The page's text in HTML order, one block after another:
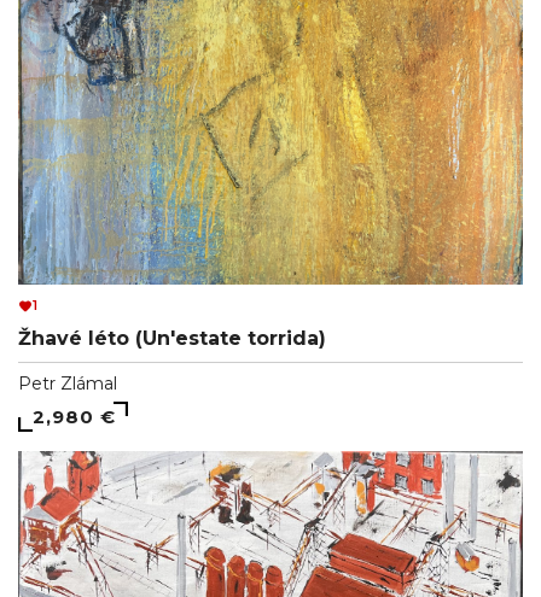
1
Žhavé léto (Un'estate torrida)
Petr Zlámal
2,980 €